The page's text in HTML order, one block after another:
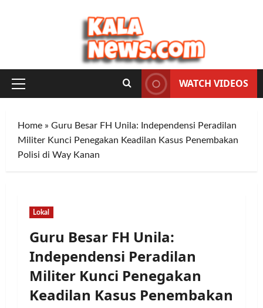
Primary
WATCH VIDEOS
Home » Guru Besar FH Unila: Independensi Peradilan
Militer Kunci Penegakan Keadilan Kasus Penembakan
Polisi di Way Kanan
Lokal
Guru Besar FH Unila:
Independensi Peradilan
Militer Kunci Penegakan
Keadilan Kasus Penembakan